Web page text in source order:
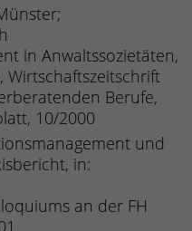
in Anwaltssozietäten,
Wirtschaftszeitschrift
Berufe,
10/2000
und
in:
an der FH